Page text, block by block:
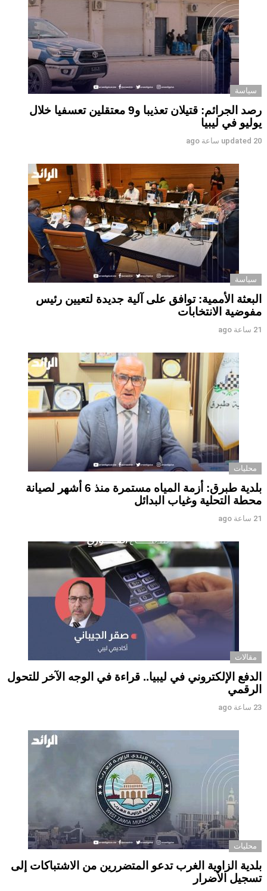
سياسة
رصد الجرائم: قتيلان تعذيبا و9 معتقلين تعسفيا خلال
يوليو في ليبيا
updated 20 ساعة ago
سياسة
البعثة الأممية: توافق على آلية جديدة لتعيين رئيس
مفوضية الانتخابات
21 ساعة ago
محليات
بلدية طبرق: أزمة المياه مستمرة منذ 6 أشهر لصيانة
محطة التحلية وغياب البدائل ‏ ‏
21 ساعة ago
مقالات
الدفع الإلكتروني في ليبيا.. قراءة في الوجه الآخر للتحول
الرقمي ‏
23 ساعة ago
محليات
بلدية الزاوية الغرب تدعو المتضررين من الاشتباكات إلى
تسجيل الأضرار